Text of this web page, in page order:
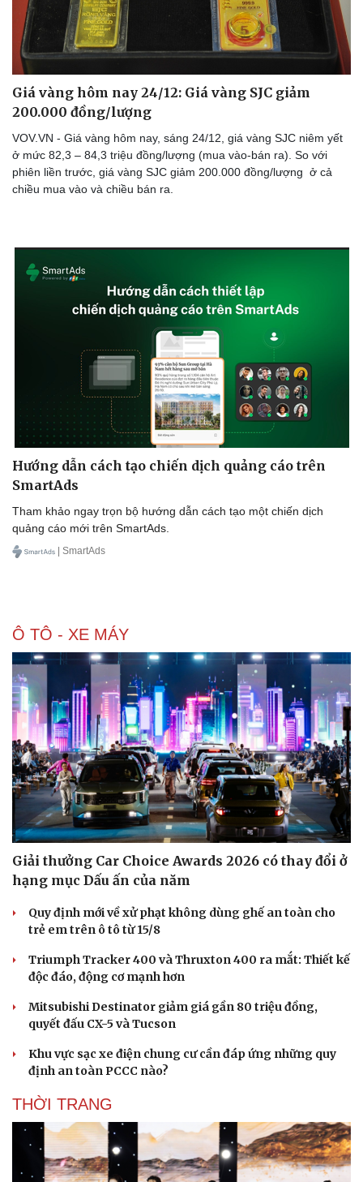
Doanh nghiệp
Thông tin doanh nghiệp
Doanh nghiệp 24h
Doanh nhân
Vì cộng đồng
Công nghệ
Sành điệu
Trải nghiệm
Chuyển đổi số
Giá vàng hôm nay 24/12: Giá vàng SJC giảm
200.000 đồng/lượng
VOV.VN - Giá vàng hôm nay, sáng 24/12, giá vàng SJC niêm yết
ở mức 82,3 – 84,3 triệu đồng/lượng (mua vào-bán ra). So với
phiên liền trước, giá vàng SJC giảm 200.000 đồng/lượng ở cả
chiều mua vào và chiều bán ra.
Hướng dẫn cách tạo chiến dịch quảng cáo trên
SmartAds
Tham khảo ngay trọn bộ hướng dẫn cách tạo một chiến dịch
quảng cáo mới trên SmartAds.
| SmartAds
Ô TÔ - XE MÁY
Giải thưởng Car Choice Awards 2026 có thay đổi ở
hạng mục Dấu ấn của năm
Quy định mới về xử phạt không dùng ghế an toàn cho
trẻ em trên ô tô từ 15/8
Triumph Tracker 400 và Thruxton 400 ra mắt: Thiết kế
độc đáo, động cơ mạnh hơn
Mitsubishi Destinator giảm giá gần 80 triệu đồng,
quyết đấu CX-5 và Tucson
Khu vực sạc xe điện chung cư cần đáp ứng những quy
định an toàn PCCC nào?
THỜI TRANG